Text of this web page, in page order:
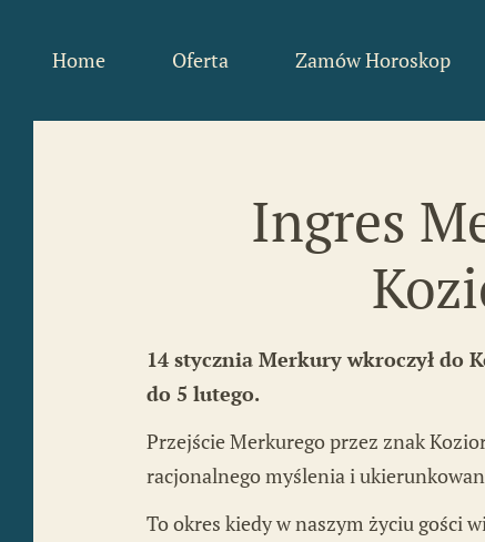
Home Oferta
Horoskop urodzeniowy
Horoskop partnerski
prognostyczny
Astrokartografia
Solariusz
Horoskop horarny
Zamów Horoskop
Moje zamówienia
Moje konto
Ingres
14 stycznia Merkury wkroczył do
do 5 lutego.
Przejście Merkurego przez znak
racjonalnego myślenia i
To okres kiedy w naszym życiu gości